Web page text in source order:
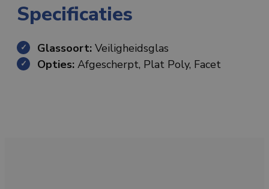
Specificaties
Glassoort: Veiligheidsglas
Opties: Afgescherpt, Plat Poly, Facet